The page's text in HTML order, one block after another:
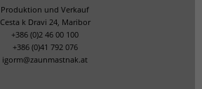
Produktion und Verkauf
Cesta k Dravi 24, Maribor
+386 (0)2 46 00 100
+386 (0)41 792 076
igorm@zaunmastnak.at